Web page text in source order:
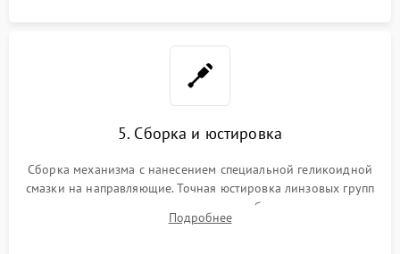
5. Сборка и юстировка
Сборка механизма с нанесением специальной геликоидной
смазки на направляющие. Точная юстировка линзовых групп
программным или механическим способом для устранения
бэк
Подробнее